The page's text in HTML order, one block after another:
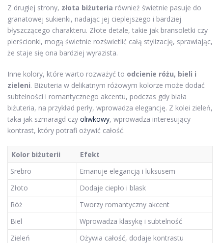
Z drugiej strony, złota biżuteria również świetnie pasuje do
granatowej sukienki, nadając jej cieplejszego i bardziej
błyszczącego charakteru. Złote detale, takie jak bransoletki czy
pierścionki, mogą świetnie rozświetlić całą stylizację, sprawiając,
że staje się ona bardziej wyrazista.
Inne kolory, które warto rozważyć to odcienie różu, bieli i
zieleni. Biżuteria w delikatnym różowym kolorze może dodać
subtelności i romantycznego akcentu, podczas gdy biała
biżuteria, na przykład perły, wprowadza elegancję. Z kolei zieleń,
taka jak szmaragd czy oliwkowy, wprowadza interesujący
kontrast, który potrafi ożywić całość.
Kolor biżuterii
Efekt
Srebro
Emanuje elegancją i luksusem
Złoto
Dodaje ciepło i blask
Róż
Tworzy romantyczny akcent
Biel
Wprowadza klasykę i subtelność
Zieleń
Ożywia całość, dodaje kontrastu